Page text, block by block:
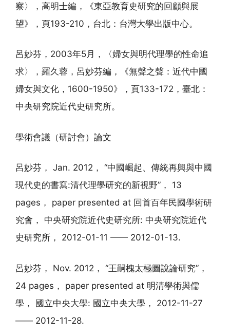
察〉，高明士編，《東亞教育史研究的回顧與展
望》，頁193-210，台北：台灣大學出版中心。
呂妙芬，2003年5月，〈婦女與明代理學的性命追
求〉，羅久蓉，呂妙芬編，《無聲之聲：近代中國
婦女與文化，1600-1950》，頁133-172，臺北：
中央研究院近代史研究所。
學術會議（研討會）論文
呂妙芬， Jan. 2012， “中國崛起、傳統再興與中國
現代史的書寫:清代理學研究的新視野”， 13
pages， paper presented at 回首百年民國學術研
究會， 中央研究院近代史研究所: 中央研究院近代
史研究所， 2012-01-11 —— 2012-01-13.
呂妙芬， Nov. 2012， “王嗣槐太極圖說論研究”，
24 pages， paper presented at 明清學術與儒
學， 國立中央大學: 國立中央大學， 2012-11-27
—— 2012-11-28.